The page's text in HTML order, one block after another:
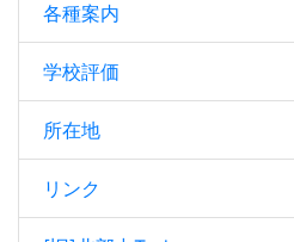
各種案内
学校評価
所在地
リンク